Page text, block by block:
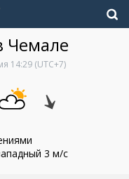
Чемале
14:29(UTC+7)
3 м/с